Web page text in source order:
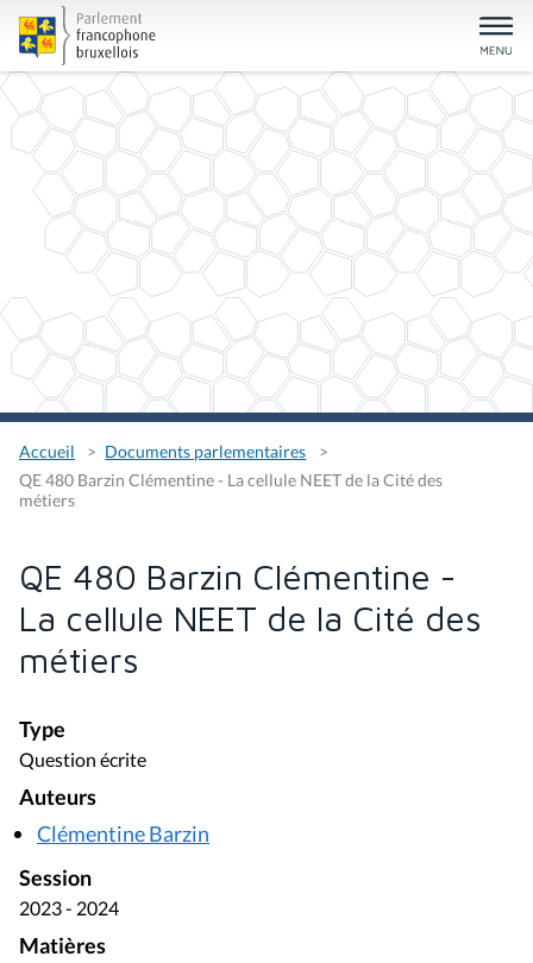
Accueil
Documents parlementaires
QE 480 Barzin Clémentine - La cellule NEET de la Cité des
métiers
QE 480 Barzin Clémentine -
La cellule NEET de la Cité des
métiers
Type
Question écrite
Auteurs
Clémentine Barzin
Session
2023 - 2024
Matières